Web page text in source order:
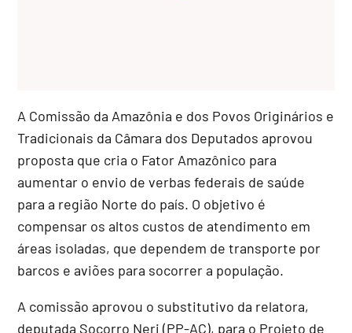
A Comissão da Amazônia e dos Povos Originários e
Tradicionais da Câmara dos Deputados aprovou
proposta que cria o Fator Amazônico para
aumentar o envio de verbas federais de saúde
para a região Norte do país. O objetivo é
compensar os altos custos de atendimento em
áreas isoladas, que dependem de transporte por
barcos e aviões para socorrer a população.
A comissão aprovou o substitutivo da relatora,
deputada Socorro Neri (PP-AC), para o Projeto de